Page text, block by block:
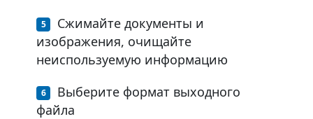
Сжимайте документы и
изображения, очищайте
неиспользуемую информацию
Выберите формат выходного
файла